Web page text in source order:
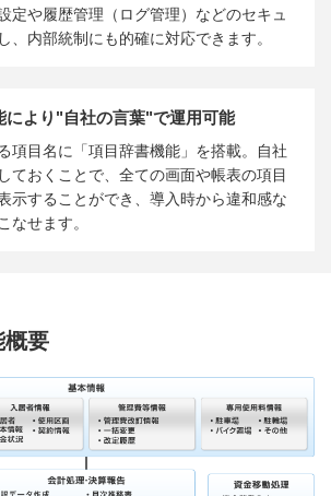
定や履歴管理（ログ管理）などのセキュ
、内部統制にも的確に対応できます。
により"自社の言葉"で運用可能
項目名に「項目辞書機能」を搭載。自社
ておくことで、全ての画面や帳表の項目
示することができ、導入時から違和感な
なせます。
概要